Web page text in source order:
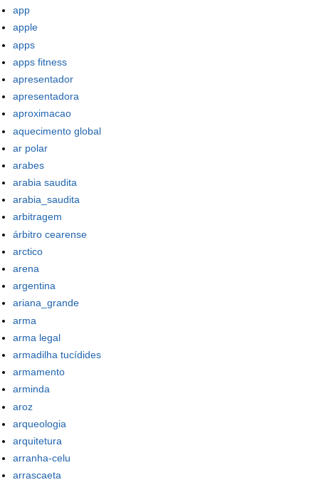
app
apple
apps
apps fitness
apresentador
apresentadora
aproximacao
aquecimento global
ar polar
arabes
arabia saudita
arabia_saudita
arbitragem
árbitro cearense
arctico
arena
argentina
ariana_grande
arma
arma legal
armadilha tucídides
armamento
arminda
aroz
arqueologia
arquitetura
arranha-celu
arrascaeta